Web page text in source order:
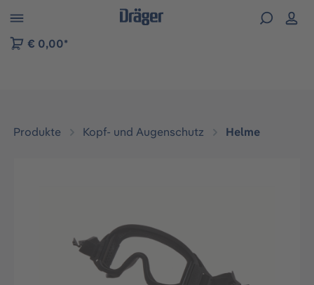
der B2B-Plattform springen
€ 0,00*
Produkte Kopf- und Augenschutz Helme